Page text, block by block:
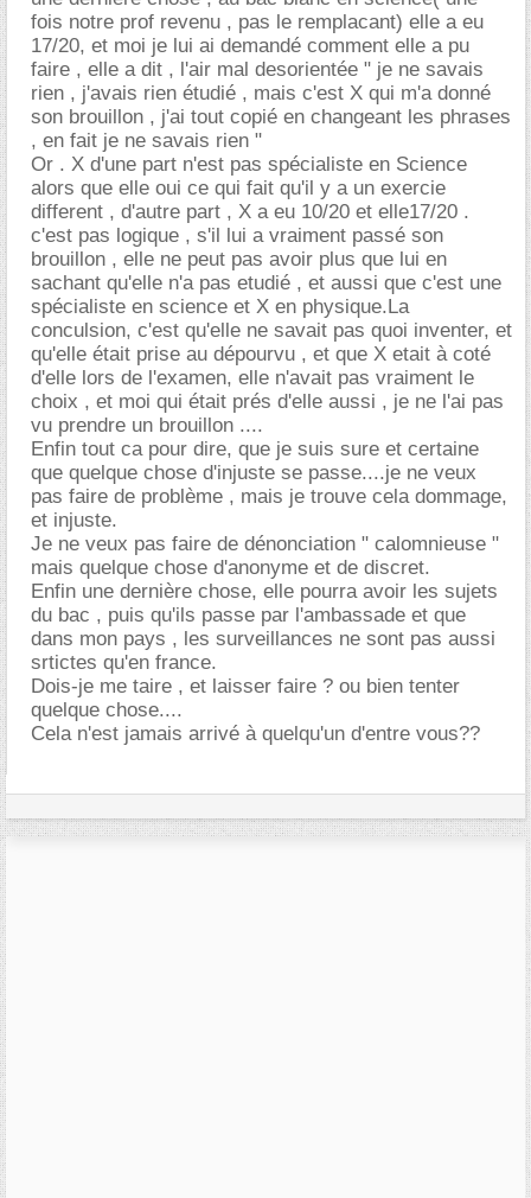
fois notre prof revenu , pas le remplacant) elle a eu
17/20, et moi je lui ai demandé comment elle a pu
faire , elle a dit , l'air mal desorientée " je ne savais
rien , j'avais rien étudié , mais c'est X qui m'a donné
son brouillon , j'ai tout copié en changeant les phrases
, en fait je ne savais rien "
Or . X d'une part n'est pas spécialiste en Science
alors que elle oui ce qui fait qu'il y a un exercie
different , d'autre part , X a eu 10/20 et elle17/20 .
c'est pas logique , s'il lui a vraiment passé son
brouillon , elle ne peut pas avoir plus que lui en
sachant qu'elle n'a pas etudié , et aussi que c'est une
spécialiste en science et X en physique.La
conculsion, c'est qu'elle ne savait pas quoi inventer, et
qu'elle était prise au dépourvu , et que X etait à coté
d'elle lors de l'examen, elle n'avait pas vraiment le
choix , et moi qui était prés d'elle aussi , je ne l'ai pas
vu prendre un brouillon ....
Enfin tout ca pour dire, que je suis sure et certaine
que quelque chose d'injuste se passe....je ne veux
pas faire de problème , mais je trouve cela dommage,
et injuste.
Je ne veux pas faire de dénonciation " calomnieuse "
mais quelque chose d'anonyme et de discret.
Enfin une dernière chose, elle pourra avoir les sujets
du bac , puis qu'ils passe par l'ambassade et que
dans mon pays , les surveillances ne sont pas aussi
srtictes qu'en france.
Dois-je me taire , et laisser faire ? ou bien tenter
quelque chose....
Cela n'est jamais arrivé à quelqu'un d'entre vous??